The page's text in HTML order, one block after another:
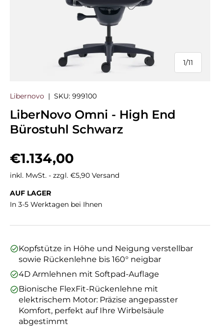
1/
von
11
Libernovo | SKU: 999100
LiberNovo Omni - High End
Bürostuhl Schwarz
Normaler Preis
€1.134,00
inkl. MwSt. - zzgl. €5,90 Versand
AUF LAGER
In 3-5 Werktagen bei Ihnen
Kopfstütze in Höhe und Neigung verstellbar
sowie Rückenlehne bis 160° neigbar
4D Armlehnen mit Softpad-Auflage
Bionische FlexFit-Rückenlehne mit
elektrischem Motor: Präzise angepasster
Komfort, perfekt auf Ihre Wirbelsäule
abgestimmt